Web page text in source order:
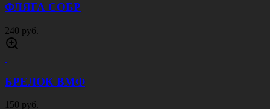
ФЛЯГА СОБР
240 руб.
БРЕЛОК ВМФ
150 руб.